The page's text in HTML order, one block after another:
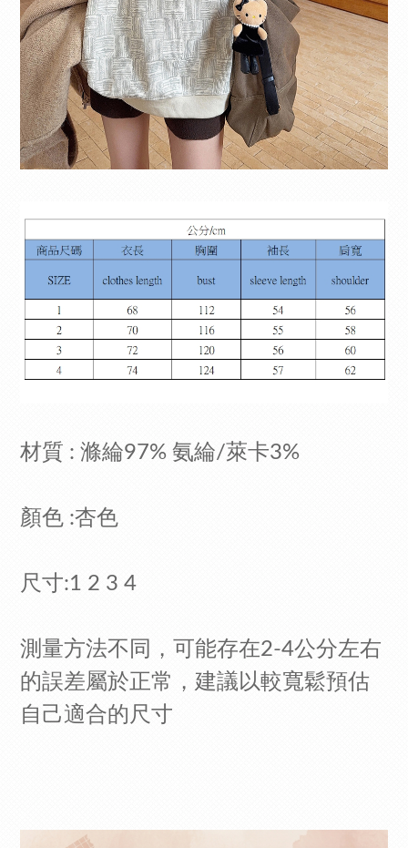
材質 : 滌綸97% 氨綸/萊卡3%
顏色 :杏色
尺寸:1 2 3 4
測量方法不同，可能存在2-4公分左右
的誤差屬於正常，建議以較寬鬆預估
自己適合的尺寸